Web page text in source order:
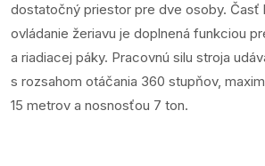
dostatočný priestor pre dve osoby. Časť
ovládanie žeriavu je doplnená funkciou
a riadiacej páky. Pracovnú silu stroja
s rozsahom otáčania 360 stupňov,
15 metrov a nosnosťou 7 ton.